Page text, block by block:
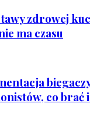
zdrowej
ma czasu
co brać